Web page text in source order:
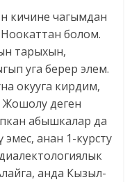
кичине чагымдан
Ноокаттан болом.
тарыхын,
уга берер элем.
окууга кирдим,
Жошолу деген
абышкалар да
анан 1-курсту
анда Кызыл-